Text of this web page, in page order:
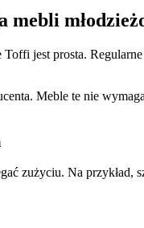
mebli
jest prosta.
Meble te nie
zużyciu. Na